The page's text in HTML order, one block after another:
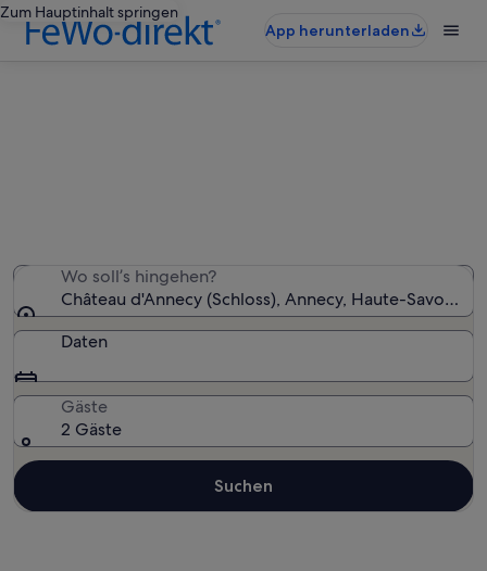
Zum Hauptinhalt springen
App herunterladen
Wo soll’s hingehen?
Château d'Annecy (Schloss), Annecy, Haute-Savoie
Daten
Gäste
2 Gäste
Suchen